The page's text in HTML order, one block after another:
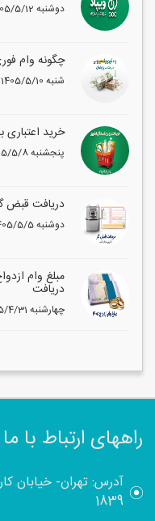
1405/5/12 دوشنبه
چگونه وام
1405/5/10 شنبه
خرید اعتباری
1405/5/8 پنجشنبه
دریافت قبض
1405/5/5 دوشنبه
دریافت
1405/4/31 چهارشنبه
راههای ارتباط با ما
آدرس: تهران- خیابان
1839